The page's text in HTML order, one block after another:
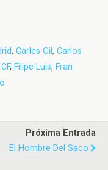
, Carles Gil , Carlos
, Filipe Luis, Fran
Próxima Entrada
El Hombre Del Saco